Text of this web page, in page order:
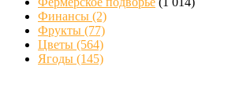
Финансы (2)
Фрукты (77)
Цветы (564)
Ягоды (145)